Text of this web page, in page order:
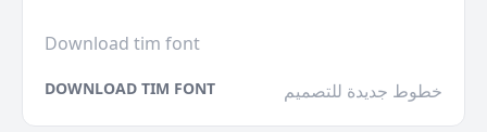
Download tim font
DOWNLOAD TIM FONT خطوط جديدة للتصميم